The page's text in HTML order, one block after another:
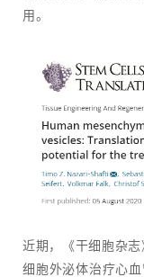
用。
近期，《干细胞杂志
细胞外泌体治疗心